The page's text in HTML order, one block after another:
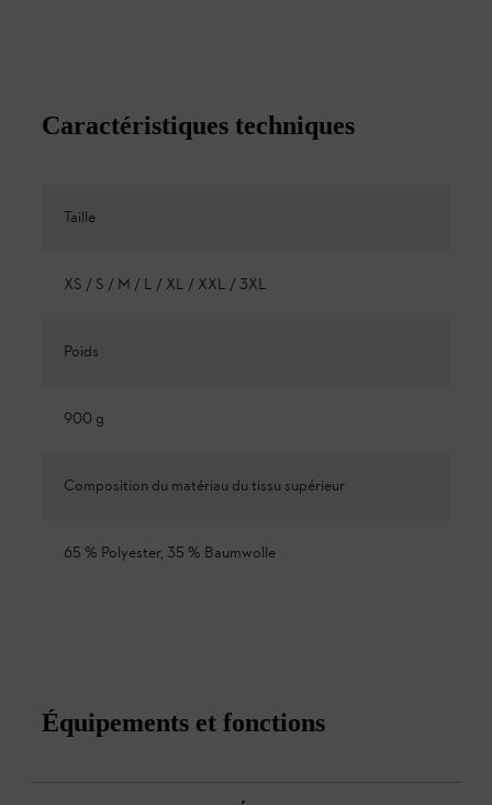
Caractéristiques techniques
Taille
XS / S / M / L / XL / XXL / 3XL
Poids
900 g
Composition du matériau du tissu supérieur
65 % Polyester, 35 % Baumwolle
Équipements et fonctions